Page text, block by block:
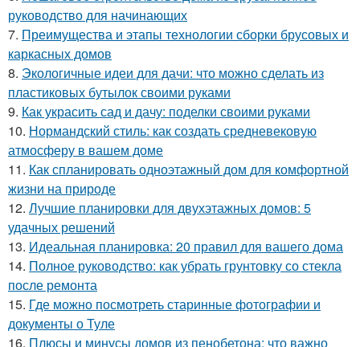
руководство для начинающих
7. Преимущества и этапы технологии сборки брусовых и
каркасных домов
8. Экологичные идеи для дачи: что можно сделать из
пластиковых бутылок своими руками
9. Как украсить сад и дачу: поделки своими руками
10. Нормандский стиль: как создать средневековую
атмосферу в вашем доме
11. Как спланировать одноэтажный дом для комфортной
жизни на природе
12. Лучшие планировки для двухэтажных домов: 5
удачных решений
13. Идеальная планировка: 20 правил для вашего дома
14. Полное руководство: как убрать грунтовку со стекла
после ремонта
15. Где можно посмотреть старинные фотографии и
документы о Туле
16. Плюсы и минусы домов из пенобетона: что важно